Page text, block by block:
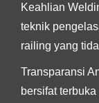
Keahlian
teknik
railing yang
Transparansi
bersifat